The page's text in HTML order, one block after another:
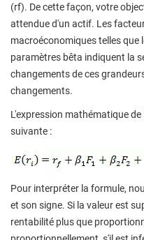
(rf). De cette façon, votre
attendue d'un actif. Les
macroéconomiques telles que
paramètres bêta indiquent la
changements de ces
changements.
L'expression mathématique
suivante :
Pour interpréter la formule,
et son signe. Si la valeur est
rentabilité plus que